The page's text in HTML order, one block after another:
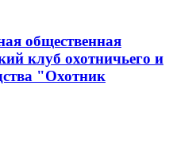
общественная
клуб охотничьего и
"Охотник